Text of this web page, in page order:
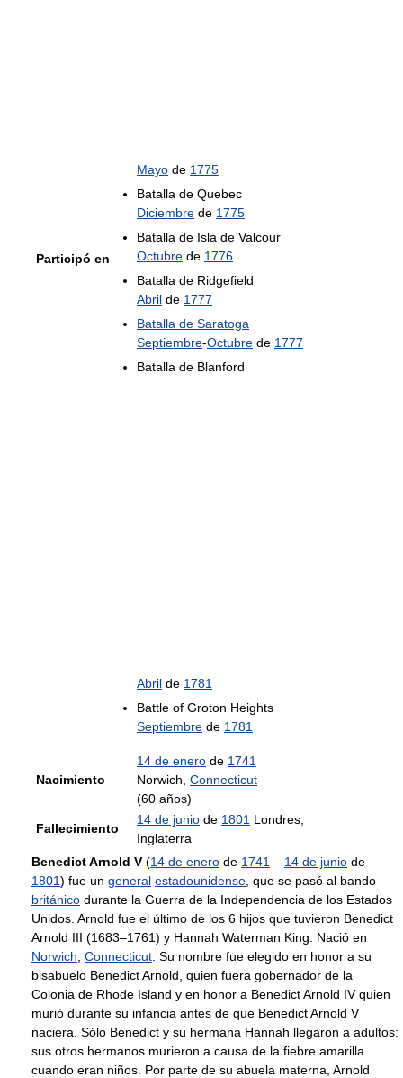
Participó en
Mayo de 1775
Batalla de Quebec
Diciembre de 1775
Batalla de Isla de Valcour
Octubre de 1776
Batalla de Ridgefield
Abril de 1777
Batalla de Saratoga
Septiembre-Octubre de 1777
Batalla de Blanford
Abril de 1781
Battle of Groton Heights
Septiembre de 1781
Nacimiento
14 de enero de 1741
Norwich, Connecticut
(60 años)
Fallecimiento
14 de junio de 1801 Londres,
Inglaterra
Benedict Arnold V (14 de enero de 1741 – 14 de junio de
1801) fue un general estadounidense , que se pasó al bando
británico durante la Guerra de la Independencia de los Estados
Unidos. Arnold fue el último de los 6 hijos que tuvieron Benedict
Arnold III (1683–1761) y Hannah Waterman King. Nació en
Norwich Connecticut . Su nombre fue elegido en honor a su
bisabuelo Benedict Arnold, quien fuera gobernador de la
Colonia de Rhode Island y en honor a Benedict Arnold IV quien
murió durante su infancia antes de que Benedict Arnold V
naciera. Sólo Benedict y su hermana Hannah llegaron a adultos:
sus otros hermanos murieron a causa de la fiebre amarilla
cuando eran niños. Por parte de su abuela materna, Arnold